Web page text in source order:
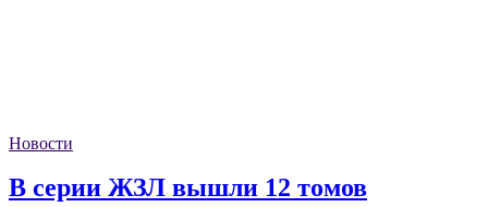
Новости
В серии ЖЗЛ вышли 12 томов